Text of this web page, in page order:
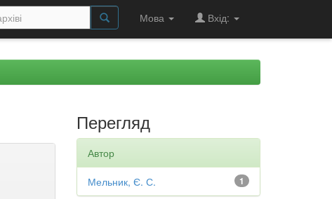
Мова Вхід:
Перегляд
Автор
1
Мельник, Є. С.